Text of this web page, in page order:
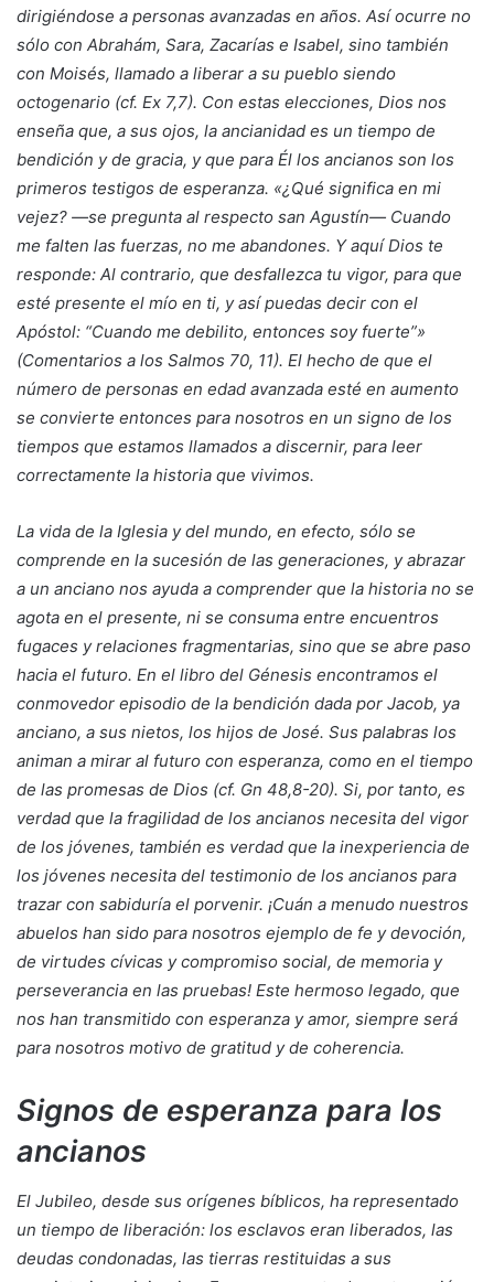
dirigiéndose a personas avanzadas en años. Así ocurre no
sólo con Abrahám, Sara, Zacarías e Isabel, sino también
con Moisés, llamado a liberar a su pueblo siendo
octogenario (cf. Ex 7,7). Con estas elecciones, Dios nos
enseña que, a sus ojos, la ancianidad es un tiempo de
bendición y de gracia, y que para Él los ancianos son los
primeros testigos de esperanza. «¿Qué significa en mi
vejez? —se pregunta al respecto san Agustín— Cuando
me falten las fuerzas, no me abandones. Y aquí Dios te
responde: Al contrario, que desfallezca tu vigor, para que
esté presente el mío en ti, y así puedas decir con el
Apóstol: “Cuando me debilito, entonces soy fuerte”»
(Comentarios a los Salmos 70, 11). El hecho de que el
número de personas en edad avanzada esté en aumento
se convierte entonces para nosotros en un signo de los
tiempos que estamos llamados a discernir, para leer
correctamente la historia que vivimos.
La vida de la Iglesia y del mundo, en efecto, sólo se
comprende en la sucesión de las generaciones, y abrazar
a un anciano nos ayuda a comprender que la historia no se
agota en el presente, ni se consuma entre encuentros
fugaces y relaciones fragmentarias, sino que se abre paso
hacia el futuro. En el libro del Génesis encontramos el
conmovedor episodio de la bendición dada por Jacob, ya
anciano, a sus nietos, los hijos de José. Sus palabras los
animan a mirar al futuro con esperanza, como en el tiempo
de las promesas de Dios (cf. Gn 48,8-20). Si, por tanto, es
verdad que la fragilidad de los ancianos necesita del vigor
de los jóvenes, también es verdad que la inexperiencia de
los jóvenes necesita del testimonio de los ancianos para
trazar con sabiduría el porvenir. ¡Cuán a menudo nuestros
abuelos han sido para nosotros ejemplo de fe y devoción,
de virtudes cívicas y compromiso social, de memoria y
perseverancia en las pruebas! Este hermoso legado, que
nos han transmitido con esperanza y amor, siempre será
para nosotros motivo de gratitud y de coherencia.
Signos de esperanza para los
ancianos
El Jubileo, desde sus orígenes bíblicos, ha representado
un tiempo de liberación: los esclavos eran liberados, las
deudas condonadas, las tierras restituidas a sus